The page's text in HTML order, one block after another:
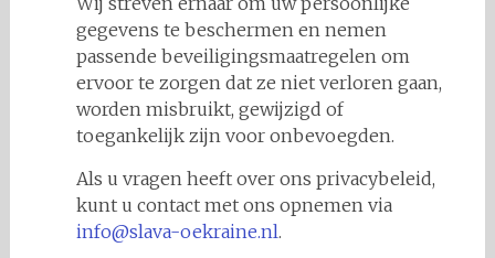
gegevens te beschermen en nemen
passende beveiligingsmaatregelen om
ervoor te zorgen dat ze niet verloren gaan,
worden misbruikt, gewijzigd of
toegankelijk zijn voor onbevoegden.
Als u vragen heeft over ons privacybeleid,
kunt u contact met ons opnemen via
info@slava-oekraine.nl.